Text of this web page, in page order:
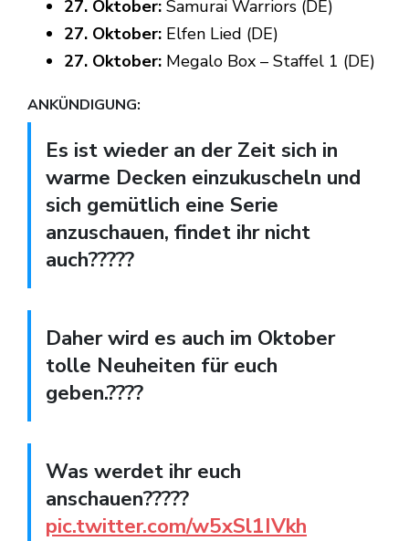
27. Oktober: Samurai Warriors (DE)
27. Oktober: Elfen Lied (DE)
27. Oktober: Megalo Box – Staffel 1 (DE)
ANKÜNDIGUNG:
Es ist wieder an der Zeit sich in
warme Decken einzukuscheln und
sich gemütlich eine Serie
anzuschauen, findet ihr nicht
auch?????
Daher wird es auch im Oktober
tolle Neuheiten für euch
geben.????
Was werdet ihr euch
anschauen?????
pic.twitter.com/w5xSl1IVkh